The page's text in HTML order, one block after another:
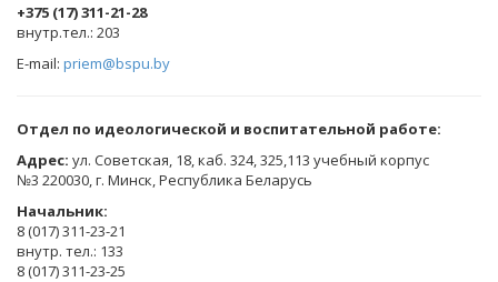
+375 (17) 311-21-28
​внутр.тел.: 203
E-mail: priem@bspu.by
Отдел по идеологической и воспитательной работе:
Адрес: ул. Советская, 18, каб. 324, 325,113 учебный корпус
№3 220030, г. Минск, Республика Беларусь
Начальник:
8 (017) 311-23-21
внутр. тел.: 133
8 (017) 311-23-25